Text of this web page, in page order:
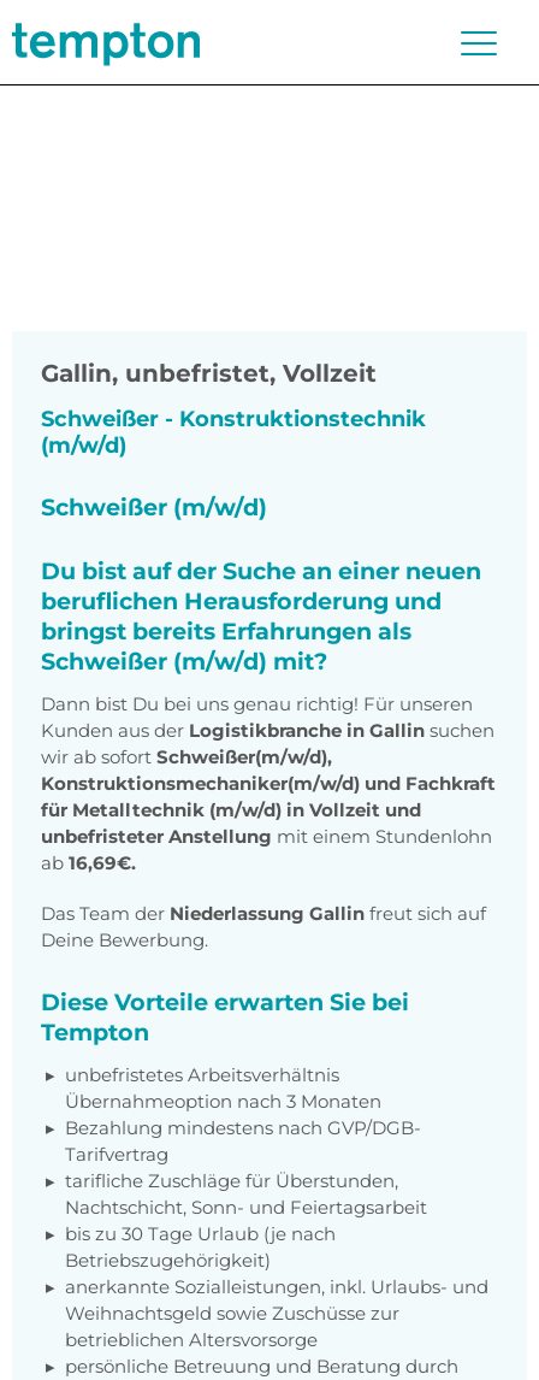
Gallin, unbefristet, Vollzeit
Schweißer - Konstruktionstechnik
(m/w/d)
Schweißer (m/w/d)
Du bist auf der Suche an einer neuen
beruflichen Herausforderung und
bringst bereits Erfahrungen als
Schweißer (m/w/d) mit?
Dann bist Du bei uns genau richtig! Für unseren
Kunden aus der Logistikbranche in Gallin suchen
wir ab sofort Schweißer(m/w/d),
Konstruktionsmechaniker(m/w/d) und Fachkraft
für Metalltechnik (m/w/d) in Vollzeit und
unbefristeter Anstellung mit einem Stundenlohn
ab 16,69€.
Das Team der Niederlassung Gallin freut sich auf
Deine Bewerbung.
Diese Vorteile erwarten Sie bei
Tempton
unbefristetes Arbeitsverhältnis
Übernahmeoption nach 3 Monaten
Bezahlung mindestens nach GVP/DGB-
Tarifvertrag
tarifliche Zuschläge für Überstunden,
Nachtschicht, Sonn- und Feiertagsarbeit
bis zu 30 Tage Urlaub (je nach
Betriebszugehörigkeit)
anerkannte Sozialleistungen, inkl. Urlaubs- und
Weihnachtsgeld sowie Zuschüsse zur
betrieblichen Altersvorsorge
persönliche Betreuung und Beratung durch